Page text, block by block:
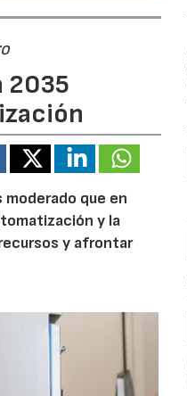
2035
que en
y la
y afrontar